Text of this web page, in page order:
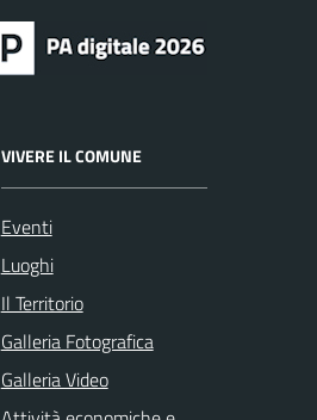
VIVERE IL COMUNE
Eventi
Luoghi
Il Territorio
Galleria Fotografica
Galleria Video